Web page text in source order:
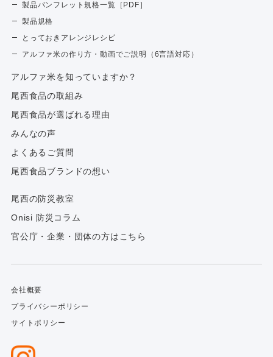
製品パンフレット規格一覧［PDF］
製品規格
とっておきアレンジレシピ
アルファ米の作り方・動画でご説明（6言語対応）
アルファ⽶を知っていますか？
尾西食品の取組み
尾西食品が選ばれる理由
みんなの声
よくあるご質問
尾西食品ブランドの想い
尾西の防災教室
Onisi 防災コラム
官公庁・企業・団体の方はこちら
会社概要
プライバシーポリシー
サイトポリシー